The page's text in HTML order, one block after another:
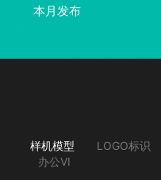
本月发布
样机模型 LOGO标识
办公VI